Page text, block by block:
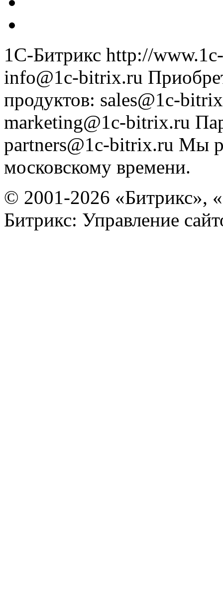
1С-Битрикс http://
info@1c-bitrix.ru
продуктов: sales@1c-
marketing@1c-bitrix.ru
partners@1c-bitrix.ru Мы
московскому времени.
© 2001-2026 «Битрикс»,
Битрикс: Управление